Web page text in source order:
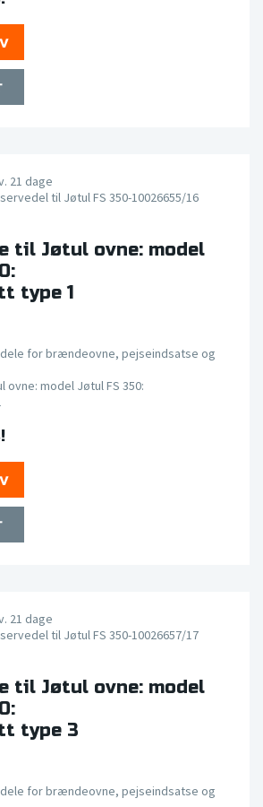
21 dage
til Jøtul FS 350-10026655/16
til Jøtul ovne: model
type 1
for brændeovne, pejseindsatse og
model Jøtul FS 350:
21 dage
til Jøtul FS 350-10026657/17
til Jøtul ovne: model
type 3
for brændeovne, pejseindsatse og